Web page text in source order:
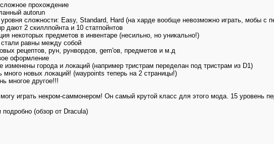
прохождение
autorun
сложности: Easy, Standard, Hard (на харде вообще невозможно играть, мобы с
дают 2 скиллпойнта и 10 статпойнтов
некоторых предметов в инвентаре (несильно, но уникально!)
равны между собой
рецептов, рун, рунвордов, gem'ов, предметов и м.д
оформление
изменены города и локаций (например тристрам переделан под тристрам из D1)
много новых локаций! (waypoints теперь на 2 страницы!)
многое другое!!!
играть некром-саммонером! Он самый крутой класс для этого мода. 15 уровень
(обзор от Dracula)